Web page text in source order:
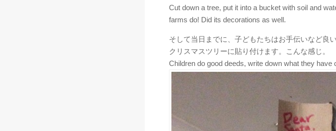
Cut down a tree, put it into a bucket with soil and
farms do! Did its decorations as well.
そして当日までに、子どもたちはお手伝いなど良
クリスマスツリーに貼り付けます。こんな感じ。
Children do good deeds, write down what they